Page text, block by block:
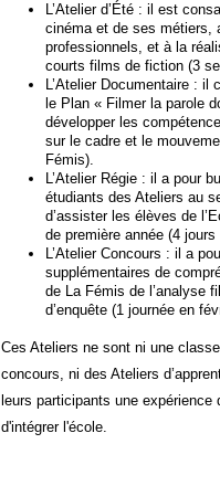
L’Atelier d’Été : il est
cinéma et de ses métiers,
professionnels, et à la
courts films de fiction (3
L’Atelier Documentaire :
le Plan « Filmer la parole
développer les
sur le cadre et le
Fémis).
L’Atelier Régie : il a pour
étudiants des Ateliers au
d’assister les élèves de
de première année (4
L’Atelier Concours : il a
supplémentaires de
de La Fémis de l’analyse
d’enquête (1 journée en
Ces Ateliers ne sont ni une
concours, ni des Ateliers
leurs participants une
d'intégrer l'école.